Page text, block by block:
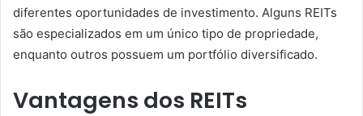
diferentes oportunidades de investimento. Alguns REITs
são especializados em um único tipo de propriedade,
enquanto outros possuem um portfólio diversificado.
Vantagens dos REITs